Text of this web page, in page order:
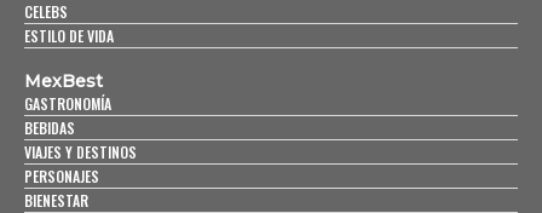
CELEBS
ESTILO DE VIDA
MexBest
GASTRONOMÍA
BEBIDAS
VIAJES Y DESTINOS
PERSONAJES
BIENESTAR